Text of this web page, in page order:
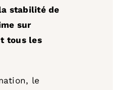
stabilité de
sur
tous les
le